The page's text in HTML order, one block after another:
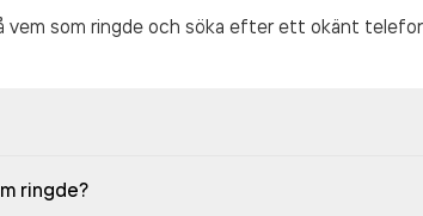
vem som ringde och söka efter ett okänt
ringde?